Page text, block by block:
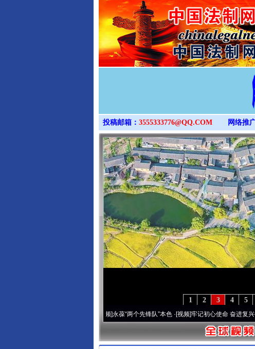
投稿邮箱： 3555333776@QQ.COM 网络推
5
4
3
2
1
永葆“两个先锋队”本色·[视频]牢记初心使命 奋进复兴征程丨